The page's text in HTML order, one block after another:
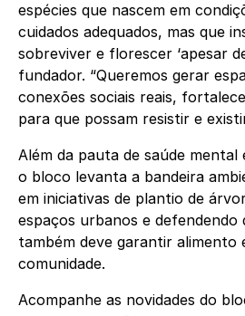
espécies que nascem em
cuidados adequados, mas que
sobreviver e florescer ‘apesar
fundador. “Queremos gerar
conexões sociais reais,
para que possam resistir e
Além da pauta de saúde mental
o bloco levanta a bandeira
em iniciativas de plantio de
espaços urbanos e defendendo
também deve garantir alimento
comunidade.
Acompanhe as novidades do